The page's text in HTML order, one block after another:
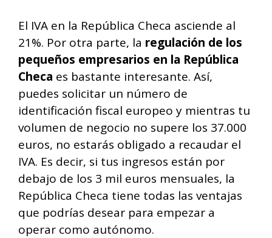
El IVA en la República Checa asciende al
21%. Por otra parte, la regulación de los
pequeños empresarios en la República
Checa es bastante interesante. Así,
puedes solicitar un número de
identificación fiscal europeo y mientras tu
volumen de negocio no supere los 37.000
euros, no estarás obligado a recaudar el
IVA. Es decir, si tus ingresos están por
debajo de los 3 mil euros mensuales, la
República Checa tiene todas las ventajas
que podrías desear para empezar a
operar como autónomo.